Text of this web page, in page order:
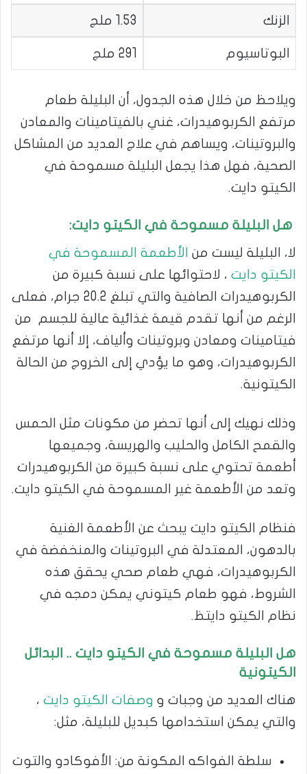
الزنك 1.53 ملج
البوتاسيوم 291 ملج
ويلاحظ من خلال هذه الجدول، أن البليلة طعام
مرتفع الكربوهيدرات، غني بالفيتامينات والمعادن
والبروتينات، ويساهم في علاج العديد من المشاكل
الصحية، فهل هذا يجعل البليلة مسموحة في
الكيتو دايت.
هل البليلة مسموحة في الكيتو دايت:
لا، البليلة ليست من الأطعمة المسموحة في
الكيتو دايت ، لاحتوائها على نسبة كبيرة من
الكربوهيدرات الصافية والتي تبلغ 20.2 جرام، فعلى
الرغم من أنها تقدم قيمة غذائية عالية للجسم من
فيتامينات ومعادن وبروتينات وألياف، إلا أنها مرتفع
الكربوهيدرات، وهو ما يؤدي إلى الخروج من الحالة
الكيتونية.
وذلك نهيك إلى أنها تحضر من مكونات مثل الحمس
والقمح الكامل والحليب والهريسة، وجميعها
أطعمة تحتوي على نسبة كبيرة من الكربوهيدرات
وتعد من الأطعمة غير المسموحة في الكيتو دايت.
فنظام الكيتو دايت يبحث عن الأطعمة الغنية
بالدهون، المعتدلة في البروتينات والمنخفضة في
الكربوهيدرات، فهي طعام صحي يحقق هذه
الشروط، فهو طعام كيتوني يمكن دمجه في
نظام الكيتو دايتظ.
هل البليلة مسموحة في الكيتو دايت .. البدائل
الكيتونية
هناك العديد من وجبات و وصفات الكيتو دايت ،
والتي يمكن استخدامها كبديل للبليلة، مثل:
سلطة الفواكه المكونة من: الأفوكادو والتوت